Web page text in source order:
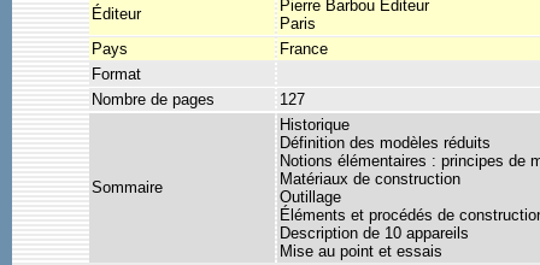
Éditeur
Pierre Barbou Éditeur
Paris
Pays
France
Format
Nombre de pages
127
Sommaire
Historique
Définition des modèles réduits
Notions élémentaires : principes de
Matériaux de construction
Outillage
Éléments et procédés de
Description de 10 appareils
Mise au point et essais